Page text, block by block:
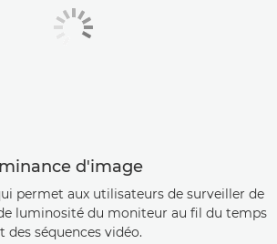
d'image
permet aux utilisateurs de surveiller de
luminosité du moniteur au fil du temps
des séquences vidéo.